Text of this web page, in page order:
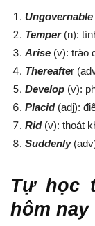
Ungovernable
Temper(n):
Arise (v): trào
Thereafter
Develop (v):
Placid(adj):
Rid(v): thoát
Suddenly
Tự học
hôm nay